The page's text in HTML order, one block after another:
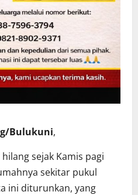
Bulukuni,
sejak Kamis pagi
sekitar pukul
ini diturunkan, yang